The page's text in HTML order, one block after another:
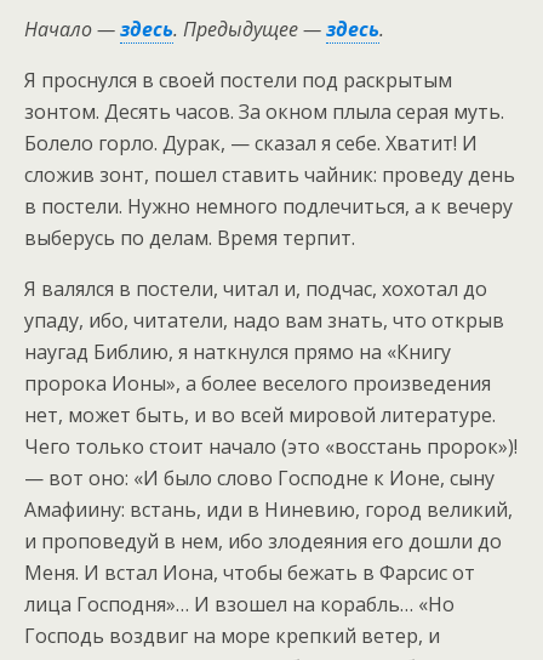
Начало —здесь. Предыдущее —здесь.
Я проснулся в своей постели под раскрытым
зонтом. Десять часов. За окном плыла серая муть.
Болело горло. Дурак, — сказал я себе. Хватит! И
сложив зонт, пошел ставить чайник: проведу день
в постели. Нужно немного подлечиться, а к вечеру
выберусь по делам. Время терпит.
Я валялся в постели, читал и, подчас, хохотал до
упаду, ибо, читатели, надо вам знать, что открыв
наугад Библию, я наткнулся прямо на «Книгу
пророка Ионы», а более веселого произведения
нет, может быть, и во всей мировой литературе.
Чего только стоит начало (это «восстань пророк»)!
— вот оно: «И было слово Господне к Ионе, сыну
Амафиину: встань, иди в Ниневию, город великий,
и проповедуй в нем, ибо злодеяния его дошли до
Меня. И встал Иона, чтобы бежать в Фарсис от
лица Господня»… И взошел на корабль… «Но
Господь воздвиг на море крепкий ветер, и